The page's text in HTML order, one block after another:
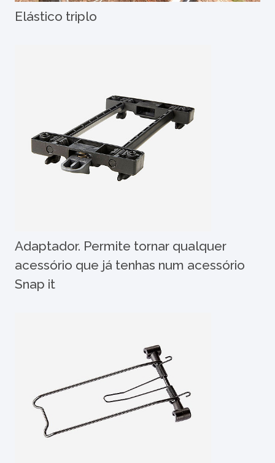
Elástico triplo
Adaptador. Permite tornar qualquer
acessório que já tenhas num acessório
Snap it